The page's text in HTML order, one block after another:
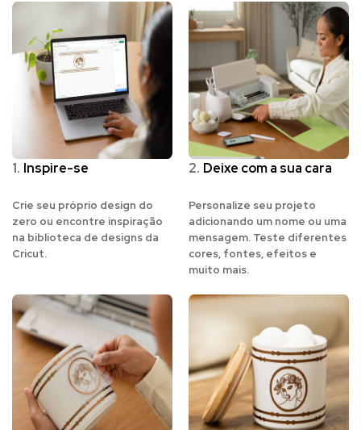
1. Inspire-se
Crie seu próprio design do
zero ou encontre inspiração
na biblioteca de designs da
Cricut.
2. Deixe com a sua cara
Personalize seu projeto
adicionando um nome ou uma
mensagem. Teste diferentes
cores, fontes, efeitos e
muito mais.